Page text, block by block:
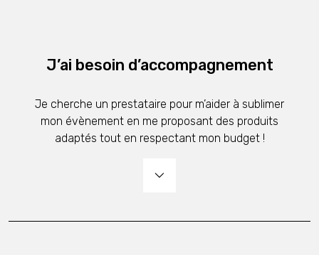
J’ai besoin d’accompagnement
Je cherche un prestataire pour m’aider à sublimer
mon évènement en me proposant des produits
adaptés tout en respectant mon budget !